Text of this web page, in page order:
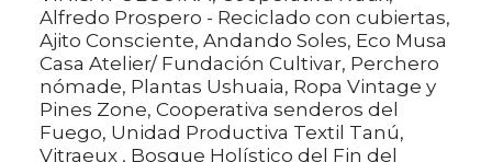
Alfredo Prospero - Reciclado con cubiertas,
Ajito Consciente, Andando Soles, Eco Musa
Casa Atelier/ Fundación Cultivar, Perchero
nómade, Plantas Ushuaia, Ropa Vintage y
Pines Zone, Cooperativa senderos del
Fuego, Unidad Productiva Textil Tanú,
Vitraeux , Bosque Holístico del Fin del